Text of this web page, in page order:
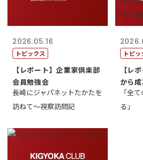
2026.05.16
トピックス
【レポート】企業家倶楽部
会員勉強会
長崎にジャパネットたかたを
訪ねて～視察訪問記
トピッ
【レ
から
戦の
「全
る」